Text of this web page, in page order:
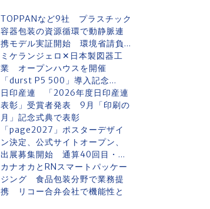
TOPPANなど9社 プラスチック
容器包装の資源循環で動静脈連
携モデル実証開始 環境省請負...
ミケランジェロ✕日本製図器工
業 オープンハウスを開催
「durst P5 500」導入記念...
日印産連 「2026年度日印産連
表彰」受賞者発表 9月「印刷の
月」記念式典で表彰
「page2027」ポスターデザイ
ン決定、公式サイトオープン、
出展募集開始 通算40回目・...
カナオカとRNスマートパッケー
ジング 食品包装分野で業務提
携 リコー合弁会社で機能性と